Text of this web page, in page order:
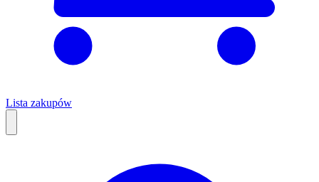
Lista zakupów